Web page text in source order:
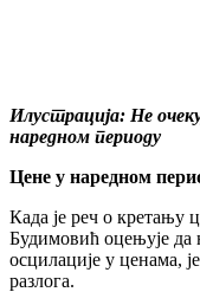
Илустрација: Не
наредном периоду
Цене у наредном
Када је реч о кретању
Будимовић оцењује да
осцилације у ценама,
разлога.